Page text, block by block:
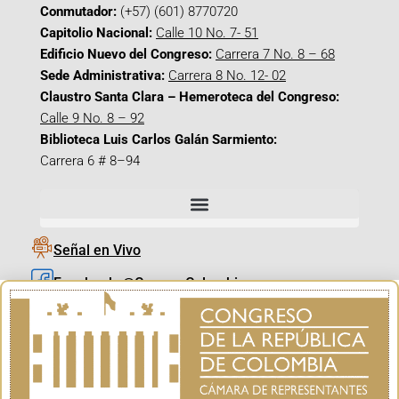
Conmutador: (+57) (601) 8770720
Capitolio Nacional: Calle 10 No. 7- 51
Edificio Nuevo del Congreso: Carrera 7 No. 8 – 68
Sede Administrativa: Carrera 8 No. 12- 02
Claustro Santa Clara – Hemeroteca del Congreso:
Calle 9 No. 8 – 92
Biblioteca Luis Carlos Galán Sarmiento:
Carrera 6 # 8–94
Señal en Vivo
Facebook_@CamaraColombia
Instagram_@CamaraColombia
X_@CamaraColombia
Youtube_@CamaraColombia